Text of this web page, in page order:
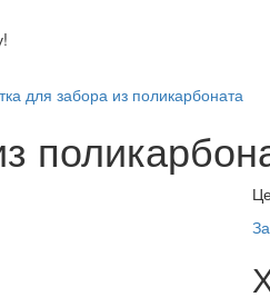
для забора из поликарбоната